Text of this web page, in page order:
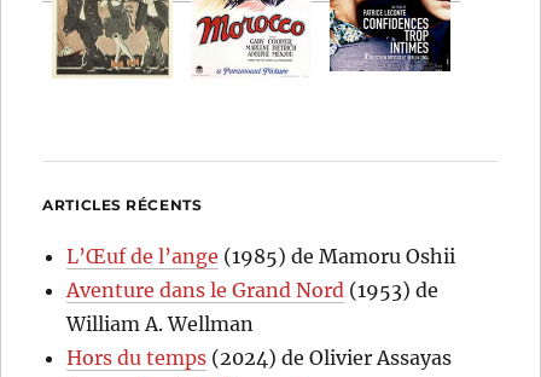
ARTICLES RÉCENTS
L’Œuf de l’ange (1985) de Mamoru Oshii
Aventure dans le Grand Nord (1953) de
William A. Wellman
Hors du temps (2024) de Olivier Assayas